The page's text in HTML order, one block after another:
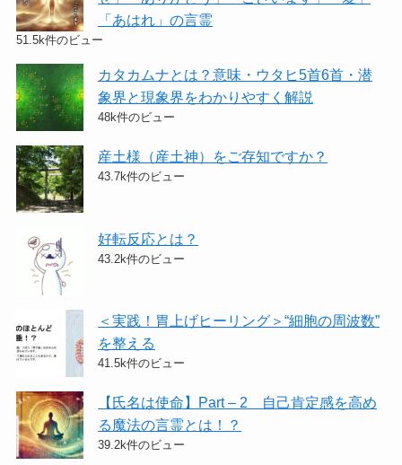
「あはれ」の言霊
51.5k件のビュー
カタカムナとは？意味・ウタヒ5首6首・潜
象界と現象界をわかりやすく解説
48k件のビュー
産土様（産土神）をご存知ですか？
43.7k件のビュー
好転反応とは？
43.2k件のビュー
＜実践！胃上げヒーリング＞​“細胞の周波数”
を整える
41.5k件のビュー
【氏名は使命】Part – 2 自己肯定感を高め
る魔法の言霊とは！？
39.2k件のビュー